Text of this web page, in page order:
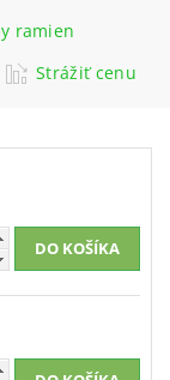
ramien
Strážiť cenu